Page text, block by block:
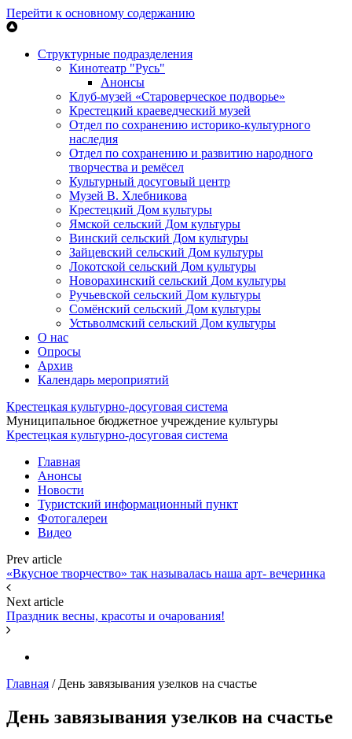
Перейти к основному содержанию
Структурные подразделения
Кинотеатр "Русь"
Анонсы
Клуб-музей «Староверческое подворье»
Крестецкий краеведческий музей
Отдел по сохранению историко-культурного
наследия
Отдел по сохранению и развитию народного
творчества и ремёсел
Культурный досуговый центр
Музей В. Хлебникова
Крестецкий Дом культуры
Ямской сельский Дом культуры
Винский сельский Дом культуры
Зайцевский сельский Дом культуры
Локотской сельский Дом культуры
Новорахинский сельский Дом культуры
Ручьевской сельский Дом культуры
Сомёнский сельский Дом культуры
Устьволмский сельский Дом культуры
О нас
Опросы
Архив
Календарь мероприятий
Крестецкая культурно-досуговая система
Муниципальное бюджетное учреждение культуры
Крестецкая культурно-досуговая система
Главная
Анонсы
Новости
Туристский информационный пункт
Фотогалереи
Видео
Prev article
«Вкусное творчество» так называлась наша арт- вечеринка
Next article
Праздник весны, красоты и очарования!
Главная / День завязывания узелков на счастье
День завязывания узелков на счастье